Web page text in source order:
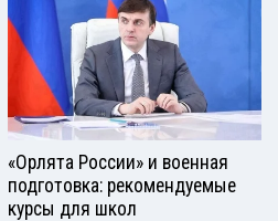
«Орлята России» и военная
подготовка: рекомендуемые
курсы для школ